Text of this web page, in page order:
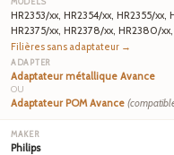
HR2353/xx, HR2354/xx, HR2355/xx,
HR2375/xx, HR2378/xx, HR2380/
Filières sans adaptateur →
Adaptateur métallique Avance
OU
Adaptateur POM Avance
Philips